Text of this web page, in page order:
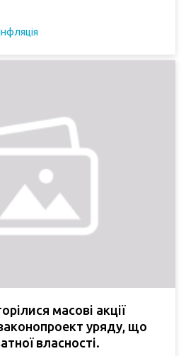
масові акції
уряду, що
власності.